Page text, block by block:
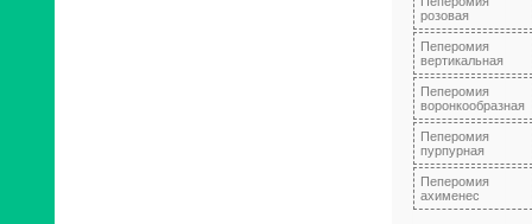
розовая
Пеперомия
вертикальная
Пеперомия
воронкообразная
Пеперомия
пурпурная
Пеперомия
ахименес